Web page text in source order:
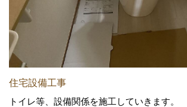
住宅設備工事
トイレ等、設備関係を施工していきます。